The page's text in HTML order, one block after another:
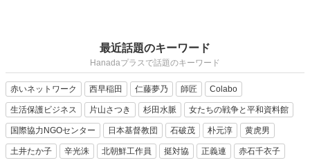
最近話題のキーワード
Hanadaプラスで話題のキーワード
赤いネットワーク 西早稲田 仁藤夢乃 師匠 Colabo
生活保護ビジネス 片山さつき 杉田水脈 女たちの戦争と平和資料館
国際協力NGOセンター 日本基督教団 石破茂 朴元淳 黄虎男
土井たか子 辛光洙 北朝鮮工作員 挺対協 正義連 赤石千衣子